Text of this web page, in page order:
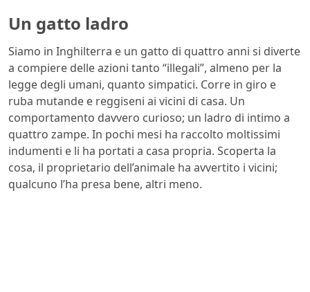
Un gatto ladro
Siamo in Inghilterra e un gatto di quattro anni si diverte
a compiere delle azioni tanto “illegali”, almeno per la
legge degli umani, quanto simpatici. Corre in giro e
ruba mutande e reggiseni ai vicini di casa. Un
comportamento davvero curioso; un ladro di intimo a
quattro zampe. In pochi mesi ha raccolto moltissimi
indumenti e li ha portati a casa propria. Scoperta la
cosa, il proprietario dell’animale ha avvertito i vicini;
qualcuno l’ha presa bene, altri meno.